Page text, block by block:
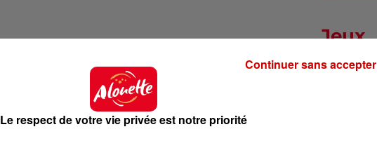
Jeux
Le respect de votre vie privée est notre priorité
Continuer sans accepter